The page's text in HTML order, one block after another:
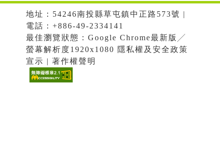
地址：54246南投縣草屯鎮中正路573號 |
電話：+886-49-2334141
最佳瀏覽狀態：Google Chrome最新版╱
螢幕解析度1920x1080 隱私權及安全政策
宣示 | 著作權聲明